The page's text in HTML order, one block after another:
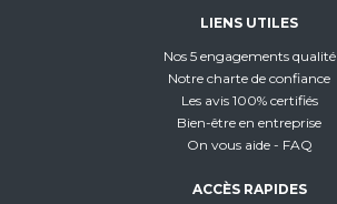
LIENS UTILES
Nos 5 engagements qualité
Notre charte de confiance
Les avis 100% certifiés
Bien-être en entreprise
On vous aide - FAQ
ACCÈS RAPIDES